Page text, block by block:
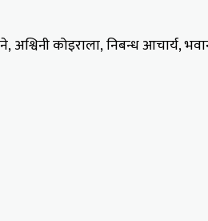
कोइराला, निबन्ध आचार्य,